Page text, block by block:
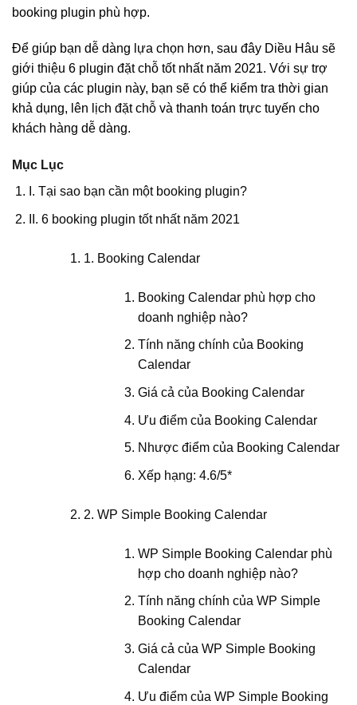
booking plugin phù hợp.
Để giúp bạn dễ dàng lựa chọn hơn, sau đây Diều Hâu sẽ
giới thiệu 6 plugin đặt chỗ tốt nhất năm 2021. Với sự trợ
giúp của các plugin này, bạn sẽ có thể kiểm tra thời gian
khả dụng, lên lịch đặt chỗ và thanh toán trực tuyến cho
khách hàng dễ dàng.
Mục Lục
I. Tại sao bạn cần một booking plugin?
II. 6 booking plugin tốt nhất năm 2021
1. Booking Calendar
Booking Calendar phù hợp cho
doanh nghiệp nào?
Tính năng chính của Booking
Calendar
Giá cả của Booking Calendar
Ưu điểm của Booking Calendar
Nhược điểm của Booking Calendar
Xếp hạng: 4.6/5*
2. WP Simple Booking Calendar
WP Simple Booking Calendar phù
hợp cho doanh nghiệp nào?
Tính năng chính của WP Simple
Booking Calendar
Giá cả của WP Simple Booking
Calendar
Ưu điểm của WP Simple Booking